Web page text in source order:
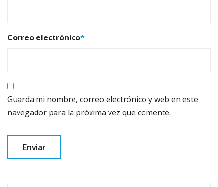
Correo electrónico*
Guarda mi nombre, correo electrónico y web en este
navegador para la próxima vez que comente.